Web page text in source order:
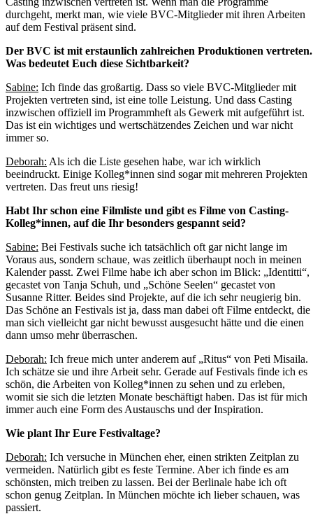
durchgeht, merkt man, wie viele BVC-Mitglieder mit ihren Arbeiten
auf dem Festival präsent sind.
Der BVC ist mit erstaunlich zahlreichen Produktionen vertreten.
Was bedeutet Euch diese Sichtbarkeit?
Sabine: Ich finde das großartig. Dass so viele BVC-Mitglieder mit
Projekten vertreten sind, ist eine tolle Leistung. Und dass Casting
inzwischen offiziell im Programmheft als Gewerk mit aufgeführt ist.
Das ist ein wichtiges und wertschätzendes Zeichen und war nicht
immer so.
Deborah: Als ich die Liste gesehen habe, war ich wirklich
beeindruckt. Einige Kolleg*innen sind sogar mit mehreren Projekten
vertreten. Das freut uns riesig!
Habt Ihr schon eine Filmliste und gibt es Filme von Casting-
Kolleg*innen, auf die Ihr besonders gespannt seid?
Sabine: Bei Festivals suche ich tatsächlich oft gar nicht lange im
Voraus aus, sondern schaue, was zeitlich überhaupt noch in meinen
Kalender passt. Zwei Filme habe ich aber schon im Blick: „Identitti“,
gecastet von Tanja Schuh, und „Schöne Seelen“ gecastet von
Susanne Ritter. Beides sind Projekte, auf die ich sehr neugierig bin.
Das Schöne an Festivals ist ja, dass man dabei oft Filme entdeckt, die
man sich vielleicht gar nicht bewusst ausgesucht hätte und die einen
dann umso mehr überraschen.
Deborah: Ich freue mich unter anderem auf „Ritus“ von Peti Misaila.
Ich schätze sie und ihre Arbeit sehr. Gerade auf Festivals finde ich es
schön, die Arbeiten von Kolleg*innen zu sehen und zu erleben,
womit sie sich die letzten Monate beschäftigt haben. Das ist für mich
immer auch eine Form des Austauschs und der Inspiration.
Wie plant Ihr Eure Festivaltage?
Deborah: Ich versuche in München eher, einen strikten Zeitplan zu
vermeiden. Natürlich gibt es feste Termine. Aber ich finde es am
schönsten, mich treiben zu lassen. Bei der Berlinale habe ich oft
schon genug Zeitplan. In München möchte ich lieber schauen, was
passiert.